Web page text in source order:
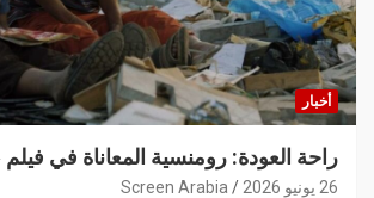
أخبار
راحة العودة: رومنسية المعاناة في فيلم
26 يونيو 2026 Screen Arabia